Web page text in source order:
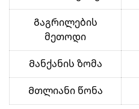
Გაგრილების
მეთოდი
Მანქანის ზომა
Მთლიანი წონა